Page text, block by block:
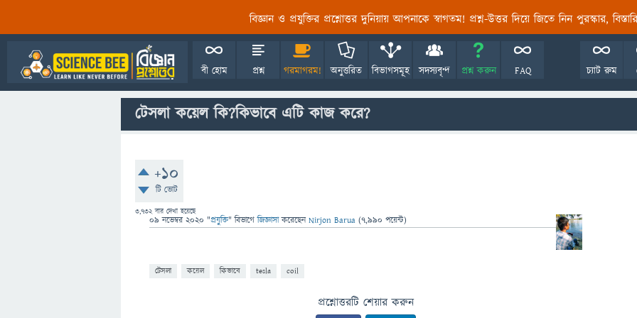
বিজ্ঞান ও প্রযুক্তির প্রশ্নোত্তর দুনিয়ায় আপনাকে স্বাগতম! প্রশ্ন-উত্তর দিয়ে জিতে নিন পুরস্কার,
বী হোম প্রশ্ন গরমাগরম! অনুত্তরিত বিভাগসমূহ সদস্যবৃন্দ প্রশ্ন করুন FAQ চ্যাট রুম
টেসলা কয়েল কি?কিভাবে এটি কাজ করে?
+10
টি ভোট
3,732বার দেখা হয়েছে
09 নভেম্বর 2020 "প্রযুক্তি" বিভাগে জিজ্ঞাসাকরেছেনNirjon Barua (7,990 পয়েন্ট)
টেসলা কয়েল কিভাবে tesla coil
প্রশ্নোত্তরটি শেয়ার করুন